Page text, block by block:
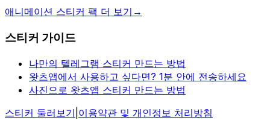
애니메이션 스티커 팩 더 보기 →
스티커 가이드
나만의 텔레그램 스티커 만드는 방법
왓츠앱에서 사용하고 싶다면? 1분 안에 전송하세요
사진으로 왓츠앱 스티커 만드는 방법
스티커 둘러보기 이용약관 및 개인정보 처리방침